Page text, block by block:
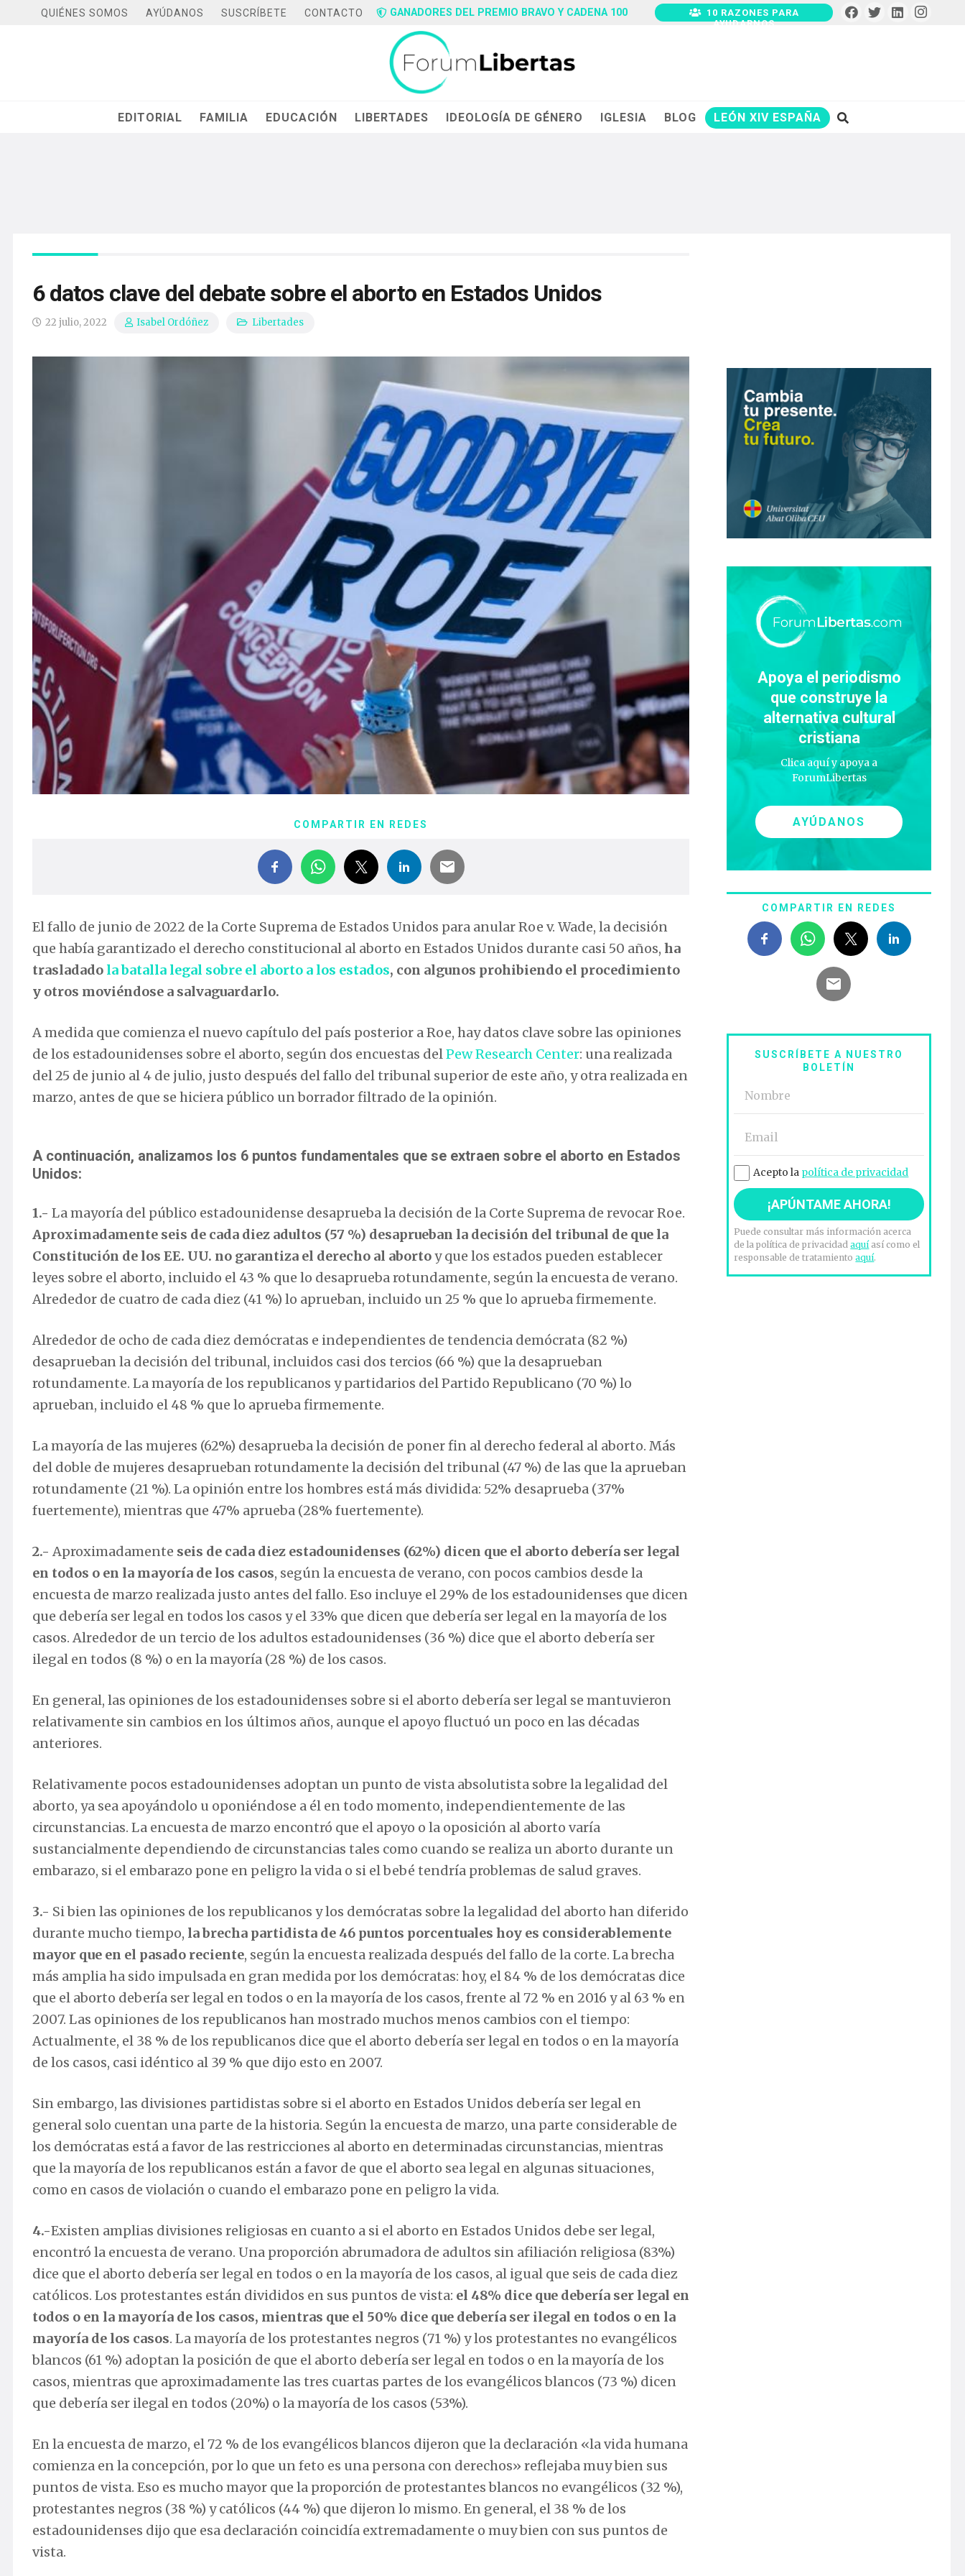
QUIÉNES SOMOS AYÚDANOS SUSCRÍBETE CONTACTO GANADORES DEL PREMIO BRAVO Y CADENA 100
10 RAZONES PARA
AYUDARNOS
EDITORIAL FAMILIA EDUCACIÓN LIBERTADES IDEOLOGÍA DE GÉNERO IGLESIA BLOG LEÓN XIV ESPAÑA
6 datos clave del debate sobre el aborto en Estados Unidos
22 julio, 2022 Isabel Ordóñez Libertades
COMPARTIR EN REDES
El fallo de junio de 2022 de la Corte Suprema de Estados Unidos para anular Roe v. Wade, la decisión
que había garantizado el derecho constitucional al aborto en Estados Unidos durante casi 50 años, ha
trasladado la batalla legal sobre el aborto a los estados, con algunos prohibiendo el procedimiento
y otros moviéndose a salvaguardarlo.
A medida que comienza el nuevo capítulo del país posterior a Roe, hay datos clave sobre las opiniones
de los estadounidenses sobre el aborto, según dos encuestas delPew Research Center: una realizada
del 25 de junio al 4 de julio, justo después del fallo del tribunal superior de este año, y otra realizada en
marzo, antes de que se hiciera público un borrador filtrado de la opinión.
A continuación, analizamos los 6 puntos fundamentales que se extraen sobre el aborto en Estados
Unidos:
1.- La mayoría del público estadounidense desaprueba la decisión de la Corte Suprema de revocar Roe.
Aproximadamente seis de cada diez adultos (57 %) desaprueban la decisión del tribunal de que la
Constitución de los EE. UU. no garantiza el derecho al abortoy que los estados pueden establecer
leyes sobre el aborto, incluido el 43 % que lo desaprueba rotundamente, según la encuesta de verano.
Alrededor de cuatro de cada diez (41 %) lo aprueban, incluido un 25 % que lo aprueba firmemente.
Alrededor de ocho de cada diez demócratas e independientes de tendencia demócrata (82 %)
desaprueban la decisión del tribunal, incluidos casi dos tercios (66 %) que la desaprueban
rotundamente. La mayoría de los republicanos y partidarios del Partido Republicano (70 %) lo
aprueban, incluido el 48 % que lo aprueba firmemente.
La mayoría de las mujeres (62%) desaprueba la decisión de poner fin al derecho federal al aborto. Más
del doble de mujeres desaprueban rotundamente la decisión del tribunal (47 %) de las que la aprueban
rotundamente (21 %). La opinión entre los hombres está más dividida: 52% desaprueba (37%
fuertemente), mientras que 47% aprueba (28% fuertemente).
2.- Aproximadamente seis de cada diez estadounidenses (62%) dicen que el aborto debería ser legal
en todos o en la mayoría de los casos, según la encuesta de verano, con pocos cambios desde la
encuesta de marzo realizada justo antes del fallo. Eso incluye el 29% de los estadounidenses que dicen
que debería ser legal en todos los casos y el 33% que dicen que debería ser legal en la mayoría de los
casos. Alrededor de un tercio de los adultos estadounidenses (36 %) dice que el aborto debería ser
ilegal en todos (8 %) o en la mayoría (28 %) de los casos.
En general, las opiniones de los estadounidenses sobre si el aborto debería ser legal se mantuvieron
relativamente sin cambios en los últimos años, aunque el apoyo fluctuó un poco en las décadas
anteriores.
Relativamente pocos estadounidenses adoptan un punto de vista absolutista sobre la legalidad del
aborto, ya sea apoyándolo u oponiéndose a él en todo momento, independientemente de las
circunstancias. La encuesta de marzo encontró que el apoyo o la oposición al aborto varía
sustancialmente dependiendo de circunstancias tales como cuando se realiza un aborto durante un
embarazo, si el embarazo pone en peligro la vida o si el bebé tendría problemas de salud graves.
3.- Si bien las opiniones de los republicanos y los demócratas sobre la legalidad del aborto han diferido
durante mucho tiempo, la brecha partidista de 46 puntos porcentuales hoy es considerablemente
mayor que en el pasado reciente, según la encuesta realizada después del fallo de la corte. La brecha
más amplia ha sido impulsada en gran medida por los demócratas: hoy, el 84 % de los demócratas dice
que el aborto debería ser legal en todos o en la mayoría de los casos, frente al 72 % en 2016 y al 63 % en
2007. Las opiniones de los republicanos han mostrado muchos menos cambios con el tiempo:
Actualmente, el 38 % de los republicanos dice que el aborto debería ser legal en todos o en la mayoría
de los casos, casi idéntico al 39 % que dijo esto en 2007.
Sin embargo, las divisiones partidistas sobre si el aborto en Estados Unidos debería ser legal en
general solo cuentan una parte de la historia. Según la encuesta de marzo, una parte considerable de
los demócratas está a favor de las restricciones al aborto en determinadas circunstancias, mientras
que la mayoría de los republicanos están a favor de que el aborto sea legal en algunas situaciones,
como en casos de violación o cuando el embarazo pone en peligro la vida.
4.-Existen amplias divisiones religiosas en cuanto a si el aborto en Estados Unidos debe ser legal,
encontró la encuesta de verano. Una proporción abrumadora de adultos sin afiliación religiosa (83%)
dice que el aborto debería ser legal en todos o en la mayoría de los casos, al igual que seis de cada diez
católicos. Los protestantes están divididos en sus puntos de vista: el 48% dice que debería ser legal en
todos o en la mayoría de los casos, mientras que el 50% dice que debería ser ilegal en todos o en la
mayoría de los casos. La mayoría de los protestantes negros (71 %) y los protestantes no evangélicos
blancos (61 %) adoptan la posición de que el aborto debería ser legal en todos o en la mayoría de los
casos, mientras que aproximadamente las tres cuartas partes de los evangélicos blancos (73 %) dicen
que debería ser ilegal en todos (20%) o la mayoría de los casos (53%).
En la encuesta de marzo, el 72 % de los evangélicos blancos dijeron que la declaración «la vida humana
comienza en la concepción, por lo que un feto es una persona con derechos» reflejaba muy bien sus
puntos de vista. Eso es mucho mayor que la proporción de protestantes blancos no evangélicos (32 %),
protestantes negros (38 %) y católicos (44 %) que dijeron lo mismo. En general, el 38 % de los
estadounidenses dijo que esa declaración coincidía extremadamente o muy bien con sus puntos de
vista.
Apoya el periodismo
que construye la
alternativa cultural
cristiana
Clica aquí y apoya a
ForumLibertas
AYÚDANOS
COMPARTIR EN REDES
SUSCRÍBETE A NUESTRO
BOLETÍN
Acepto la política de privacidad
Puede consultar más información acerca
de la política de privacidadaquíasí como el
responsable de tratamientoaquí.